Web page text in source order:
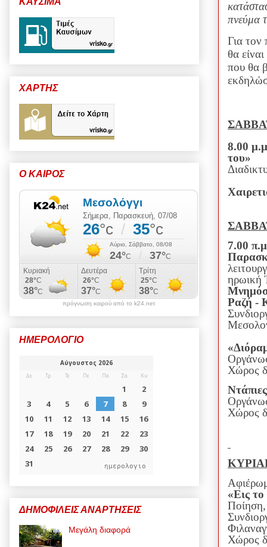
πνεύμα
Για τον
θα
που θα
8.00
του»
7.00
ηρωική
Ραζή -
Χώρος
Χώρος
«Εις
Χώρος
ΧΑΡΤΗΣ
Ο ΚΑΙΡΟΣ
πρόγνωση καιρού από το k24.net
ΗΜΕΡΟΛΟΓΙΟ
ημερολογιο
ΔΗΜΟΦΙΛΕΙΣ ΑΝΑΡΤΗΣΕΙΣ
Μεγάλη διαφορά